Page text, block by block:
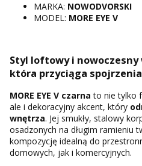
MARKA: NOWODVORSKI
MODEL: MORE EYE V
Styl loftowy i nowoczesny
która przyciąga spojrzenia
MORE EYE V czarna to nie tylko
ale i dekoracyjny akcent, który
wnętrza. Jej smukły, stalowy
osadzonych na długim ramieniu
kompozycję idealną do
domowych, jak i komercyjnych.